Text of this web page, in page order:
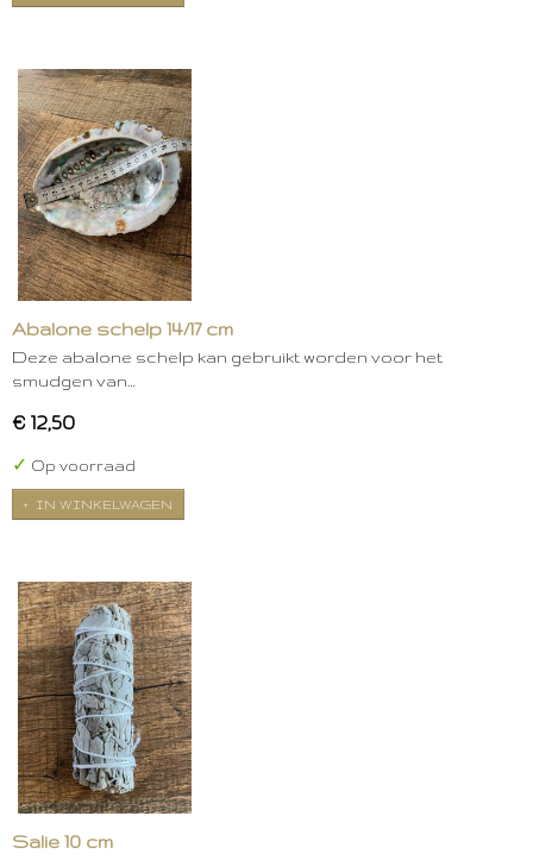
Abalone schelp 14/17 cm
Deze abalone schelp kan gebruikt worden voor het
smudgen van…
€ 12,50
✓ Op voorraad
IN WINKELWAGEN
Salie 10 cm